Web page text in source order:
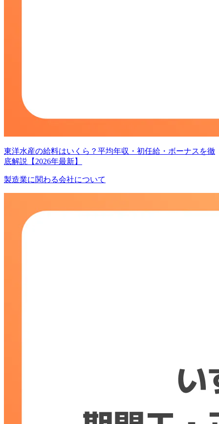
東洋水産の給料はいくら？平均年収・初任給・ボーナスを徹
底解説【2026年最新】
製造業に関わる会社について